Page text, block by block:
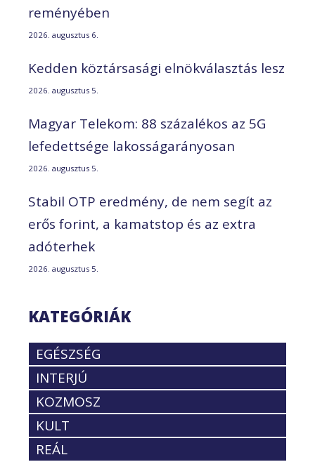
reményében
2026. augusztus 6.
Kedden köztársasági elnökválasztás lesz
2026. augusztus 5.
Magyar Telekom: 88 százalékos az 5G
lefedettsége lakosságarányosan
2026. augusztus 5.
Stabil OTP eredmény, de nem segít az
erős forint, a kamatstop és az extra
adóterhek
2026. augusztus 5.
KATEGÓRIÁK
EGÉSZSÉG
INTERJÚ
KOZMOSZ
KULT
REÁL